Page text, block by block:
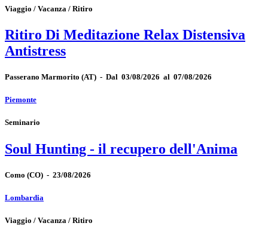
Viaggio / Vacanza / Ritiro
Ritiro Di Meditazione Relax Distensiva
Antistress
Passerano Marmorito (AT) - Dal 03/08/2026 al 07/08/2026
Piemonte
Seminario
Soul Hunting - il recupero dell'Anima
Como (CO) - 23/08/2026
Lombardia
Viaggio / Vacanza / Ritiro